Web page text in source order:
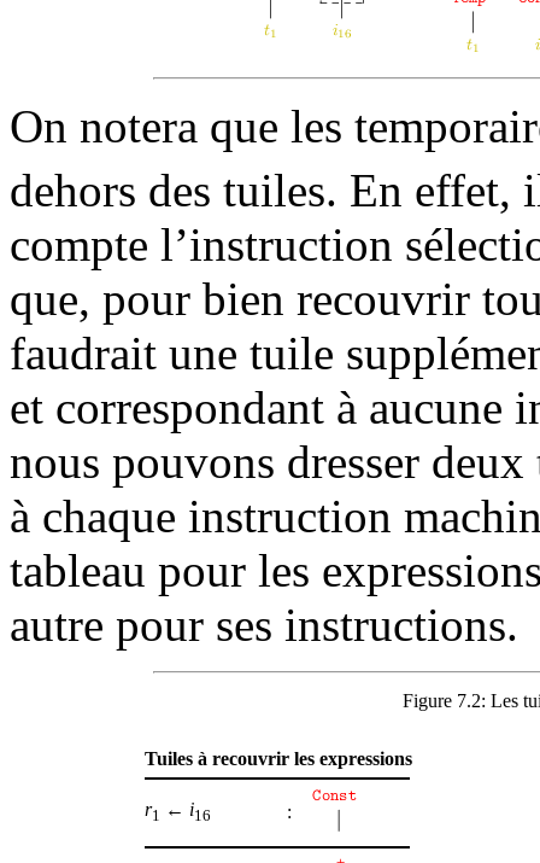
On notera que les
dehors des tuiles. En effet,
compte l’instruction
que, pour bien recouvrir
faudrait une tuile
et correspondant à aucune
nous pouvons dresser
à chaque instruction
tableau pour les
autre pour ses instructions.
Figure 7.2: Les
Tuiles à recouvrir les expressions
r1 ← i16 :